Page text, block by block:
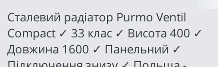
Сталевий радіатор Purmo Ventil
Compact ✓ 33 клас ✓ Висота 400 ✓
Довжина 1600 ✓ Панельний ✓